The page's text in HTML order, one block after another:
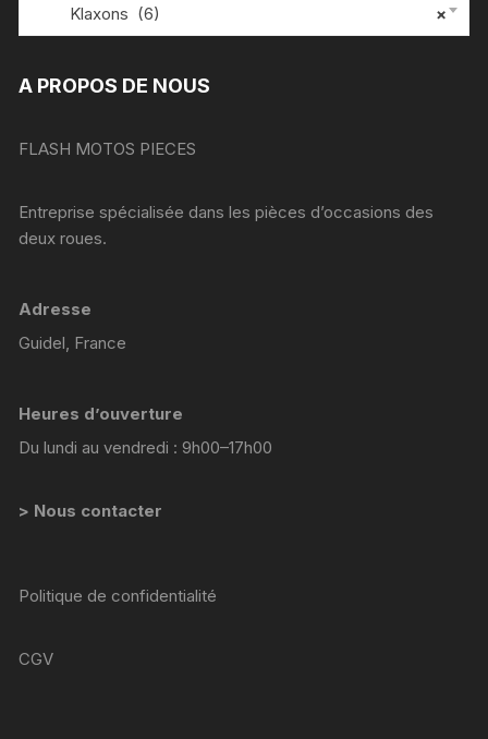
×
Klaxons (6)
A PROPOS DE NOUS
FLASH MOTOS PIECES
Entreprise spécialisée dans les pièces d’occasions des
deux roues.
Adresse
Guidel, France
Heures d’ouverture
Du lundi au vendredi : 9h00–17h00
> Nous contacter
Politique de confidentialité
CGV